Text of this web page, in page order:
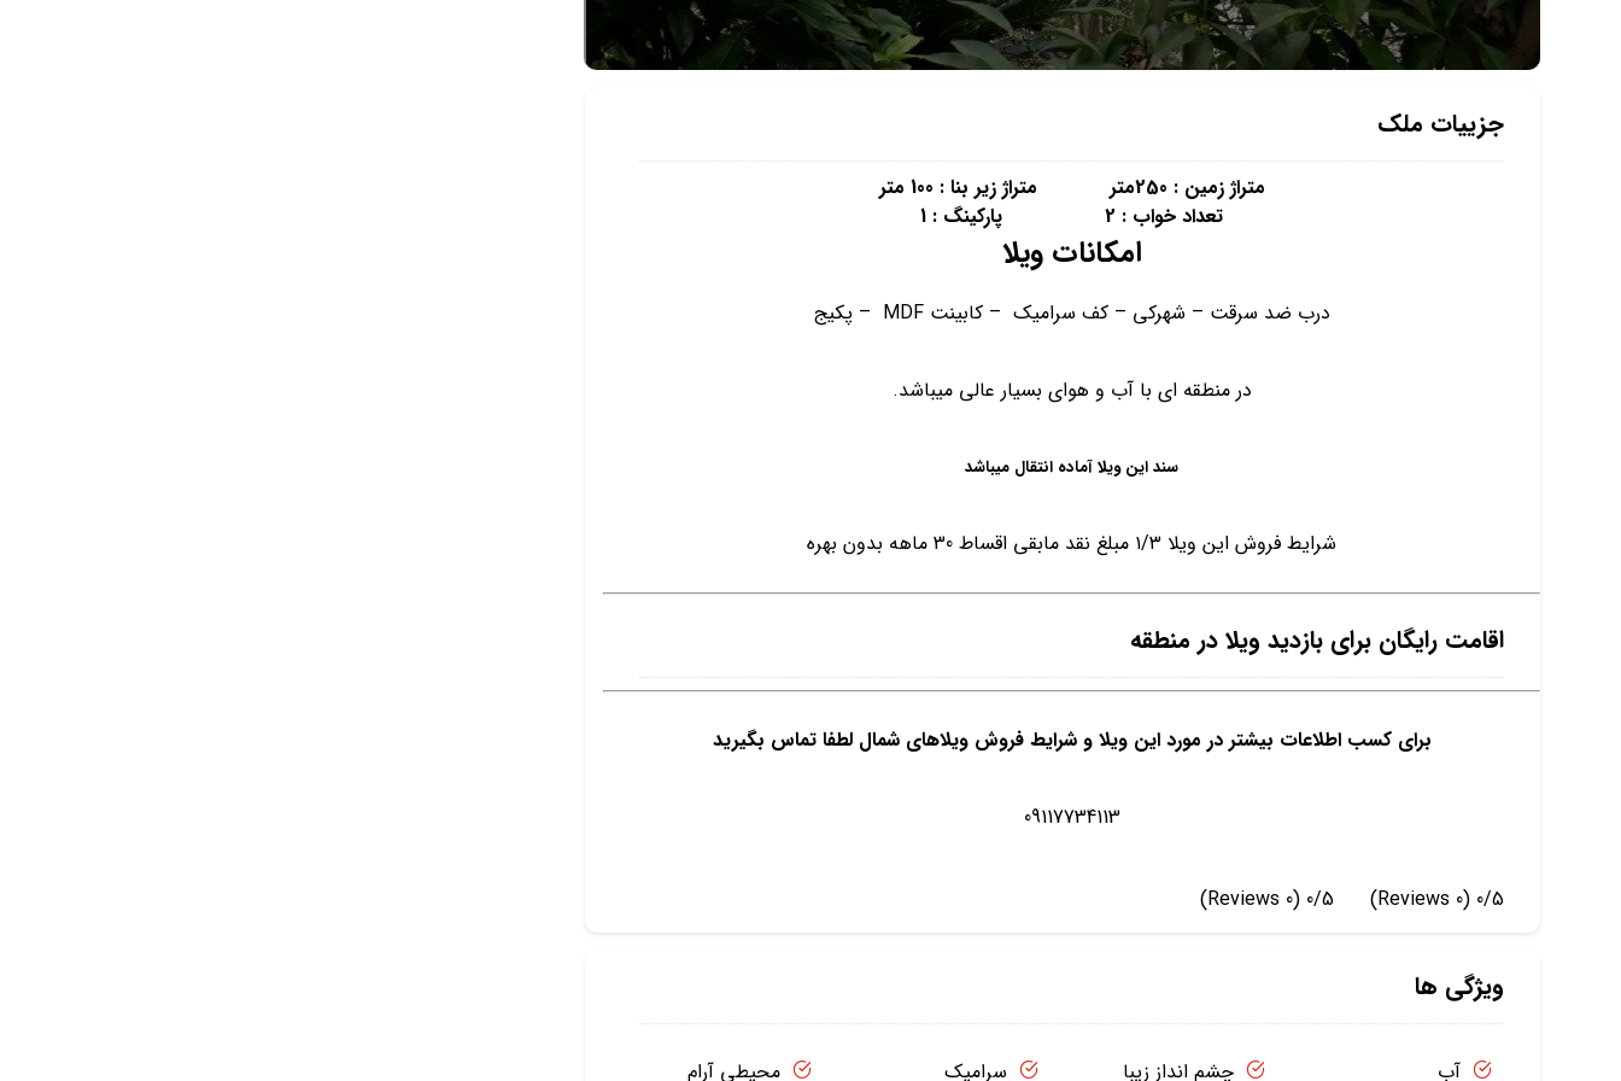
جزییات ملک
متراژ زمین : 250متر متراژ زیر بنا : 100 متر
تعداد خواب : 2 پارکینگ : 1
امکانات ویلا
درب ضد سرقت – شهرکی – کف سرامیک – کابینت MDF – پکیج
در منطقه ای با آب و هوای بسیار عالی میباشد.
سند این ویلا آماده انتقال میباشد
شرایط فروش این ویلا ۱/۳ مبلغ نقد مابقی اقساط 30 ماهه بدون بهره
اقامت رایگان برای بازدید ویلا در منطقه
برای کسب اطلاعات بیشتر در مورد این ویلا و شرایط فروش ویلاهای شمال لطفا تماس بگیرید
09117734113
0/5
(0 Reviews)
0/5
(0 Reviews)
ویژگی ها
آب
چشم انداز زیبا
سرامیک
محیطی آرام